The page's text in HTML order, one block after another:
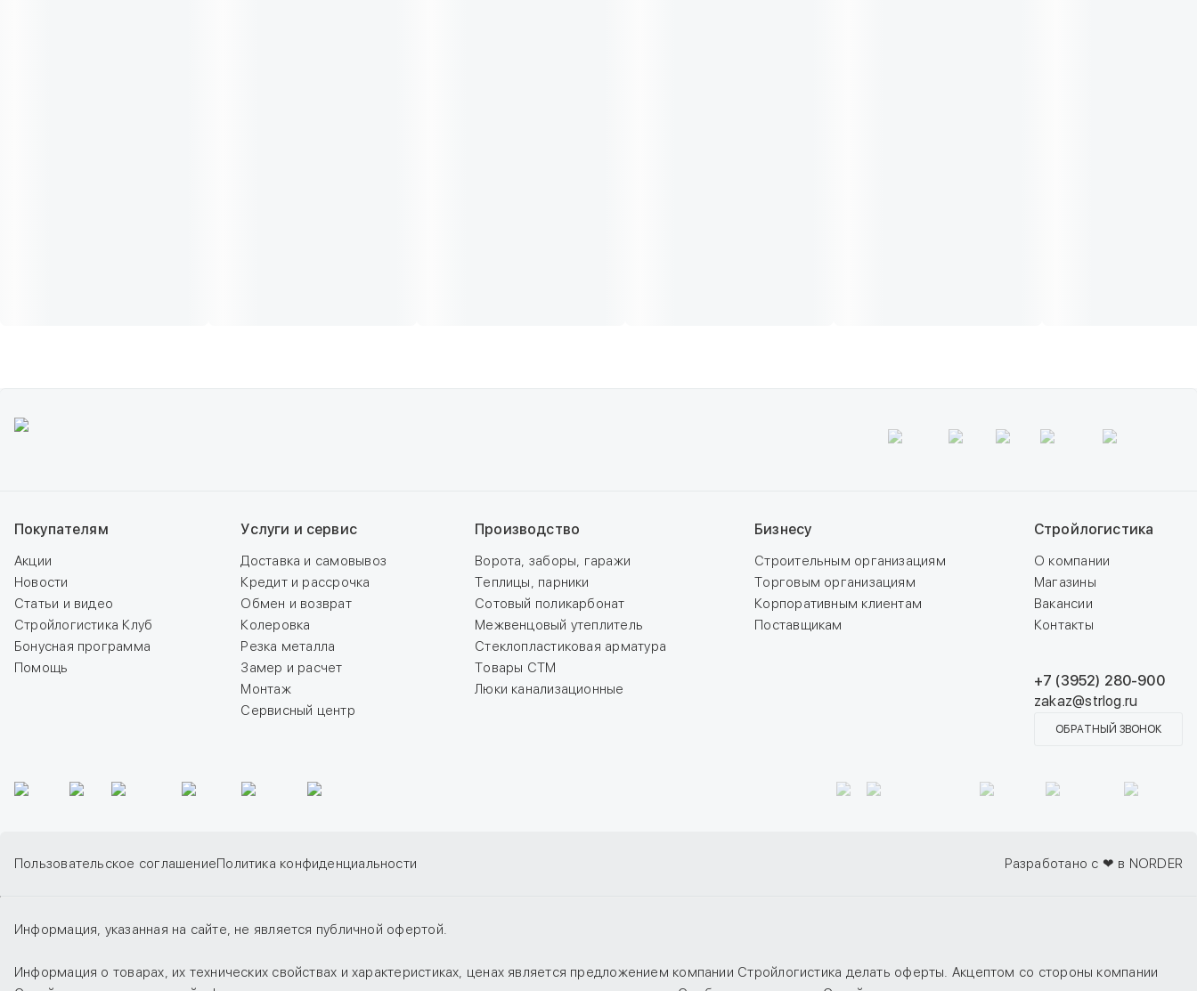
Покупателям
Акции
Новости
Статьи и видео
Стройлогистика Клуб
Бонусная программа
Помощь
Услуги и сервис
Доставка и самовывоз
Кредит и рассрочка
Обмен и возврат
Колеровка
Резка металла
Замер и расчет
Монтаж
Сервисный центр
Производство
Ворота, заборы, гаражи
Теплицы, парники
Сотовый поликарбонат
Межвенцовый утеплитель
Стеклопластиковая арматура
Товары СТМ
Люки канализационные
Бизнесу
Строительным организациям
Торговым организациям
Корпоративным клиентам
Поставщикам
Стройлогистика
О компании
Магазины
Вакансии
Контакты
+7 (3952) 280-900
zakaz@strlog.ru
ОБРАТНЫЙ ЗВОНОК
Пользовательское соглашениеПолитика конфиденциальности Разработано с ❤ в NORDER
Информация, указанная на сайте, не является публичной офертой.
Информация о товарах, их технических свойствах и характеристиках, ценах является предложением компании Стройлогистика делать оферты. Акцептом со стороны компании